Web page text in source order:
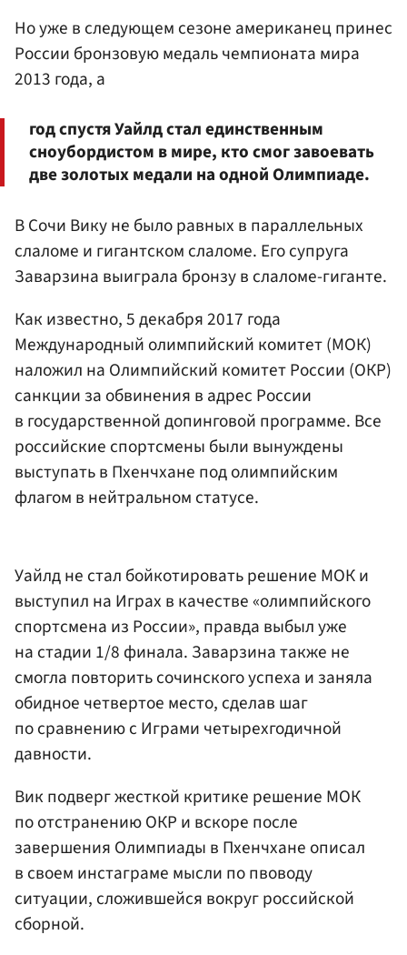
Но уже в следующем сезоне американец принес
России бронзовую медаль чемпионата мира
2013 года, а
год спустя Уайлд стал единственным
сноубордистом в мире, кто смог завоевать
две золотых медали на одной Олимпиаде.
В Сочи Вику не было равных в параллельных
слаломе и гигантском слаломе. Его супруга
Заварзина выиграла бронзу в слаломе-гиганте.
Как известно, 5 декабря 2017 года
Международный олимпийский комитет (МОК)
наложил на Олимпийский комитет России (ОКР)
санкции за обвинения в адрес России
в государственной допинговой программе. Все
российские спортсмены были вынуждены
выступать в Пхенчхане под олимпийским
флагом в нейтральном статусе.
Уайлд не стал бойкотировать решение МОК и
выступил на Играх в качестве «олимпийского
спортсмена из России», правда выбыл уже
на стадии 1/8 финала. Заварзина также не
смогла повторить сочинского успеха и заняла
обидное четвертое место, сделав шаг
по сравнению с Играми четырехгодичной
давности.
Вик подверг жесткой критике решение МОК
по отстранению ОКР и вскоре после
завершения Олимпиады в Пхенчхане описал
в своем инстаграме мысли по пвоводу
ситуации, сложившейся вокруг российской
сборной.